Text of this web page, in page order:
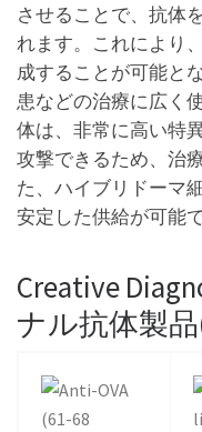
させることで、抗体
れます。これにより
成することが可能と
患などの治療に広く
体は、非常に高い特
攻撃できるため、治
た、ハイブリドーマ
安定した供給が可能で
Creative
ナル抗体製